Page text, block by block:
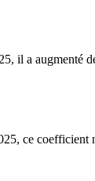
il a augmenté
ce coefficient